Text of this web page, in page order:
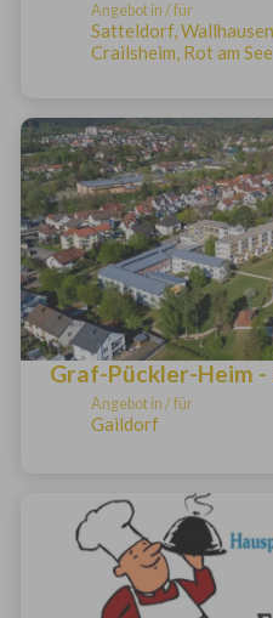
Angebot in / für
Satteldorf,
Crailsheim, Rot am See
Graf-Pückler-Heim -
Angebot in / für
Gaildorf